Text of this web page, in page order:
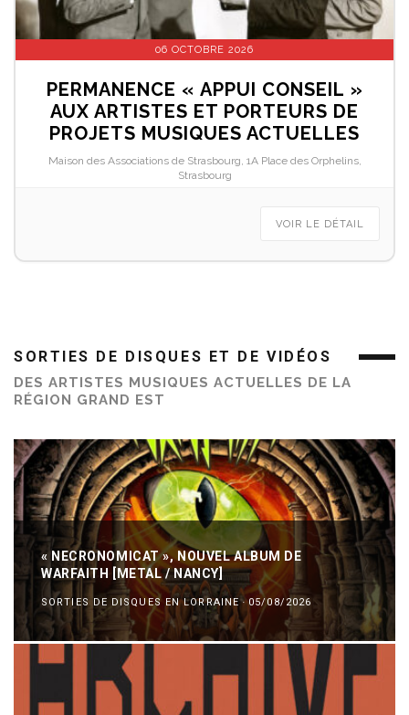
06 OCTOBRE 2026
PERMANENCE « APPUI CONSEIL »
AUX ARTISTES ET PORTEURS DE
PROJETS MUSIQUES ACTUELLES
Maison des Associations de Strasbourg, 1A Place des Orphelins,
Strasbourg
VOIR LE DÉTAIL
SORTIES DE DISQUES ET DE VIDÉOS
DES ARTISTES MUSIQUES ACTUELLES DE LA
RÉGION GRAND EST
« NECRONOMICAT », NOUVEL ALBUM DE
WARFAITH [METAL / NANCY]
SORTIES DE DISQUES EN LORRAINE · 05/08/2026